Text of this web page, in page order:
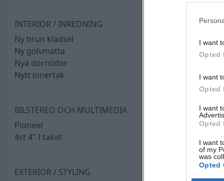
I want
Opted
I want
Opted
I want
Opted
I want
of my
was
Opted
INTERIÖR / INREDNING
Ny brun klädsel
Ny golvmatta
Nya dörrsidor
Nytt innertak
BILSTEREO OCH MULTIMEDIA
Pioneer
4st 4" I taket
EXTERIÖR / STYLING